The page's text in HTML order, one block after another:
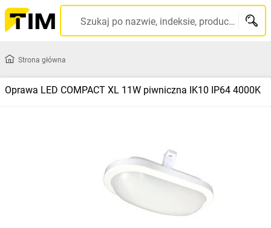
Szukaj po nazwie, indeksie, producencie, kodzie kreskowym...
Strona główna
Oprawa LED COMPACT XL 11W piwniczna IK10 IP64 4000K